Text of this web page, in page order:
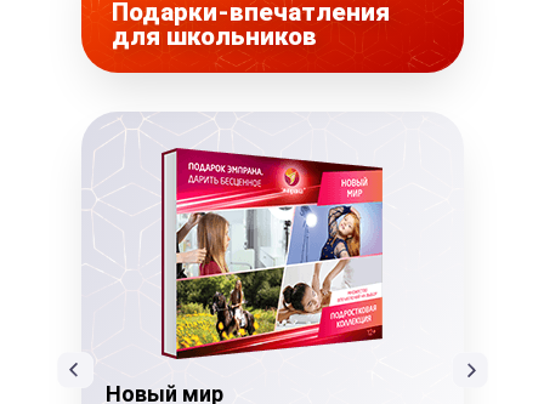
Подарки-впечатления
для школьников
Новый мир